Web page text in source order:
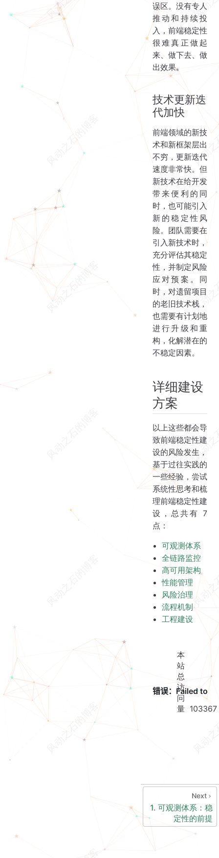
误区。没有专人
推动和持续投
入，前端稳定性
很难真正做起
来、做下去、做
出效果。
技术更新迭
代加快
前端领域的新技
术和新框架层出
不穷，更新迭代
速度非常快。但
新技术在给开发
带来便利的同
时，也可能引入
新的稳定性风
险。团队需要在
引入新技术时，
充分评估其稳定
性，并制定风险
应对预案。同
时，对遗留项目
的老旧技术栈，
也需要有计划地
进行升级和重
构，化解潜在的
不稳定因素。
详细建设
方案
以上这些都会导
致前端稳定性建
设的风险发生，
基于过往实践的
一些经验，尝试
系统性思考和梳
理前端稳定性建
设，总共有 7
点：
可观测体系
全链路监控
高可用架构
性能管理
风险治理
流程机制
工程建设
本
站
总
访
问
量 103367
Next
1. 可观测体系：稳
定性的前提